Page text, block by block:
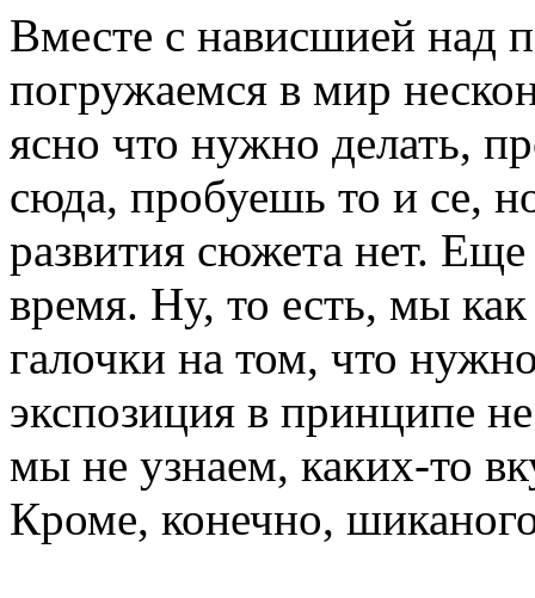
Вместе с нависшией над
погружаемся в мир
ясно что нужно делать,
сюда, пробуешь то и се,
развития сюжета нет.
время. Ну, то есть, мы
галочки на том, что
экспозиция в принципе
мы не узнаем, каких-то
Кроме, конечно,